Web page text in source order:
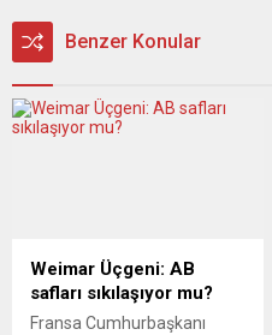
Benzer Konular
Weimar Üçgeni: AB
safları sıkılaşıyor mu?
Fransa Cumhurbaşkanı